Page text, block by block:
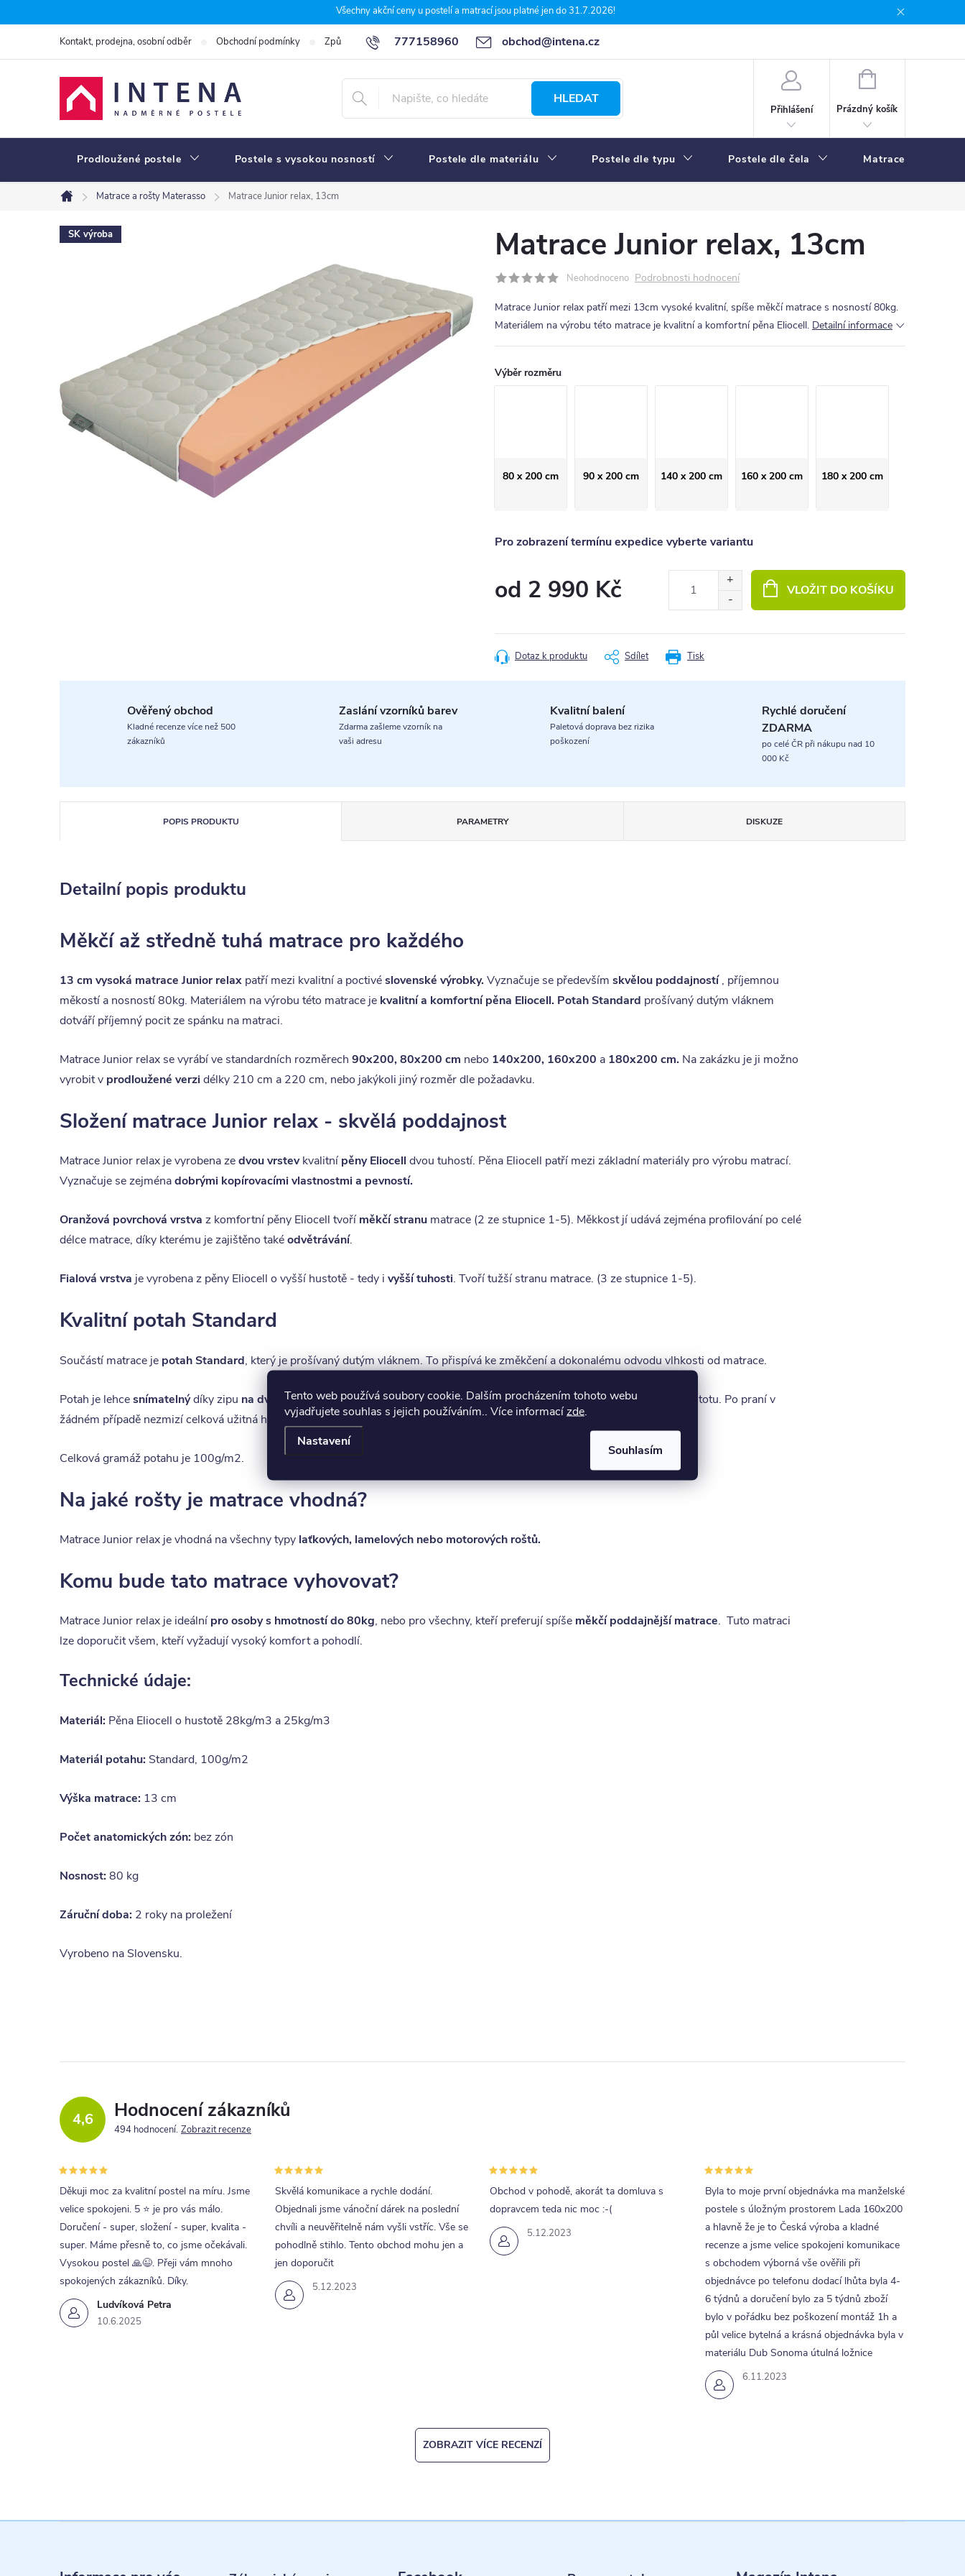
Tento web používá soubory cookie. Dalším procházením tohoto webu
vyjadřujete souhlas s jejich používáním.. Více informacízde.
Nastavení
Souhlasím
na
Všechny akční ceny u postelí a matrací jsou platné jen do 31.7.2026!
777158960 obchod@intena.cz
Kontakt, prodejna, osobní odběr Obchodní podmínky Způsoby a ceny dopravy 7 důvodů, proč nakupit u Intena nábytek
HLEDAT
Přihlášení
NÁKUPNÍ
Prázdný košík
Prodloužené postele Postele s vysokou nosností Postele dle materiálu Postele dle typu Postele dle čela Matrace
Domů
Matrace a rošty Materasso Matrace Junior relax, 13cm
SK výroba Matrace Junior relax, 13cm
Neohodnoceno Podrobnosti hodnocení
Matrace Junior relax patří mezi 13cm vysoké kvalitní, spíše měkčí matrace s nosností 80kg.
Materiálem na výrobu této matrace je kvalitní a komfortní pěna Eliocell. Detailní informace
Výběr rozměru
80 x 200 cm 90 x 200 cm 140 x 200 cm 160 x 200 cm 180 x 200 cm
Pro zobrazení termínu expedice vyberte variantu
od 2 990 Kč VLOŽIT DO KOŠÍKU
Tisk
Dotaz k produktu Sdílet
Ověřený obchod
Kladné recenze více než 500
zákazníků
Zaslání vzorníků barev
Zdarma zašleme vzorník na
vaši adresu
Kvalitní balení
Paletová doprava bez rizika
poškození
Rychlé doručení
ZDARMA
po celé ČR při nákupu nad 10
000 Kč
POPIS PRODUKTU DISKUZE
PARAMETRY
Detailní popis produktu
Měkčí až středně tuhá matrace pro každého
13 cm vysoká matrace Junior relax patří mezi kvalitní a poctivéslovenské výrobky.Vyznačuje se především skvělou poddajností, příjemnou
měkostí a nosností 80kg. Materiálem na výrobu této matrace je kvalitní a komfortní pěna Eliocell. Potah Standard prošívaný dutým vláknem
dotváří příjemný pocit ze spánku na matraci.
Matrace Junior relax se vyrábí ve standardních rozměrech 90x200, 80x200 cm nebo 140x200, 160x200 a 180x200 cm. Na zakázku je ji možno
vyrobit v prodloužené verzidélky 210 cm a 220 cm, nebo jakýkoli jiný rozměr dle požadavku.
Složení matrace Junior relax - skvělá poddajnost
Matrace Junior relax je vyrobena zedvou vrstevkvalitnípěny Eliocell dvou tuhostí. Pěna Eliocell patří mezi základní materiály pro výrobu matrací.
Vyznačuje se zejménadobrými kopírovacími vlastnostmi a pevností.
Oranžová povrchová vrstva z komfortní pěny Eliocell tvoříměkčí stranu matrace (2 ze stupnice 1-5). Měkkost jí udává zejména profilování po celé
délce matrace, díky kterému je zajištěno takéodvětrávání.
Fialová vrstva je vyrobena z pěny Eliocell o vyšší hustotě - tedy i vyšší tuhosti. Tvoří tužší stranu matrace. (3 ze stupnice 1-5).
Kvalitní potah Standard
Součástí matrace je potah Standard, který je prošívaný dutým vláknem. To přispívá ke změkčení a dokonalému odvodu vlhkosti od matrace.
Potah je lehcesnímatelnýdíky zipu na dvě polovinya pratelný až do60°Díky tomu máte zajištěnou jednoduchou údržbu a čistotu. Po praní v
žádném případě nezmizí celková užitná hodnota potahu.
Celková gramáž potahu je 100g/m2.
Na jaké rošty je matrace vhodná?
Matrace Junior relax je vhodná na všechny typy laťkových, lamelových nebo motorových roštů.
Komu bude tato matrace vyhovovat?
Matrace Junior relax je ideálnípro osoby s hmotností do 80kg, nebo pro všechny, kteří preferují spíše měkčí poddajnější matrace. Tuto matraci
lze doporučit všem, kteří vyžadují vysoký komfort a pohodlí.
Technické údaje:
Materiál: Pěna Eliocell o hustotě 28kg/m3 a 25kg/m3
Materiál potahu: Standard, 100g/m2
Výška matrace: 13 cm
Počet anatomických zón: bez zón
Nosnost:80 kg
Záruční doba: 2 roky na proležení
Vyrobeno na Slovensku.
4,6 Hodnocení zákazníků
494 hodnocení Zobrazit recenze
Ludvíková Petra
10.6.2025
Děkuji moc za kvalitní postel na míru. Jsme
velice spokojeni. 5 ⭐ je pro vás málo.
Doručení - super, složení - super, kvalita -
super. Máme přesně to, co jsme očekávali.
Vysokou postel 🙏😉. Přeji vám mnoho
spokojených zákazníků. Díky.
5.12.2023
Skvělá komunikace a rychle dodání.
Objednali jsme vánoční dárek na poslední
chvíli a neuvěřitelně nám vyšli vstříc. Vše se
pohodlně stihlo. Tento obchod mohu jen a
jen doporučit
5.12.2023
Obchod v pohodě, akorát ta domluva s
dopravcem teda nic moc :-(
6.11.2023
Byla to moje první objednávka ma manželské
postele s úložným prostorem Lada 160x200
a hlavně že je to Česká výroba a kladné
recenze a jsme velice spokojeni komunikace
s obchodem výborná vše ověřili při
objednávce po telefonu dodací lhůta byla 4-
6 týdnů a doručení bylo za 5 týdnů zboží
bylo v pořádku bez poškození montáž 1h a
půl velice bytelná a krásná objednávka byla v
materiálu Dub Sonoma útulná ložnice
ZOBRAZIT VÍCE RECENZÍ